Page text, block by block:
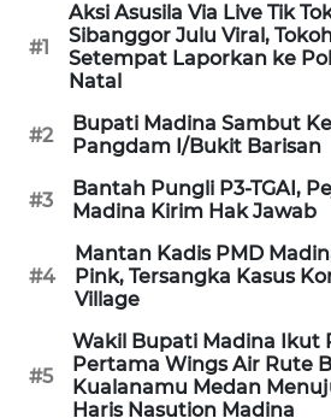
#1
Aksi Asusila Via Live Tik
Sibanggor Julu Viral,
Setempat Laporkan ke
Natal
#2
Bupati Madina Sambut
Pangdam I/Bukit Barisan
#3
Bantah Pungli P3-TGAI,
Madina Kirim Hak Jawab
#4
Mantan Kadis PMD
Pink, Tersangka Kasus
Village
#5
Wakil Bupati Madina Ikut
Pertama Wings Air Rute
Kualanamu Medan
Haris Nasution Madina
JURNAL
MARITIM
NEWS
GARONGGANG
NEWS
FISUELRI
ID
ENERGI
NEWS